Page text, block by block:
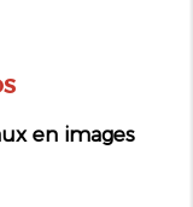
en images